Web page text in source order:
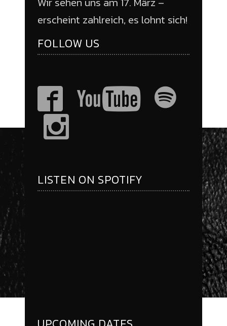
erscheint zahlreich, es lohnt sich!
FOLLOW US
LISTEN ON SPOTIFY